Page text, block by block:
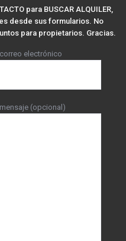
para BUSCAR ALQUILER,
desde sus formularios. No
para propietarios. Gracias.
electrónico
(opcional)